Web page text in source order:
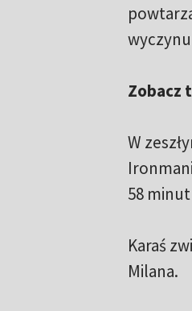
Zobacz
W
58
Karaś
Milana.